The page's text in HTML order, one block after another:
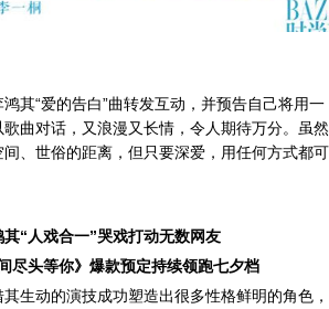
其“爱的告白”曲转发互动，并预告自己将用一
曲对话，又浪漫又长情，令人期待万分。虽然
、世俗的距离，但只要深爱，用任何方式都可
其“人戏合一”哭戏打动无数网友
尽头等你》爆款预定持续领跑七夕档
生动的演技成功塑造出很多性格鲜明的角色，